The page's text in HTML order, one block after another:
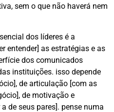
sem o que não haverá nem
dos líderes é a
entender] as estratégias e as
dos comunicados
instituições. isso depende
de articulação [com as
de motivação e
de seus pares]. pense numa